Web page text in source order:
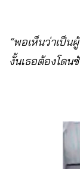
“พอเห็นว่าเป็
งั้นเธอต้องโดน